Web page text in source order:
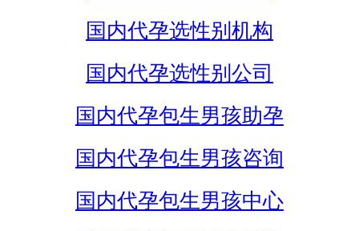
国内代孕选性别机构
国内代孕选性别公司
国内代孕包生男孩助孕
国内代孕包生男孩咨询
国内代孕包生男孩中心